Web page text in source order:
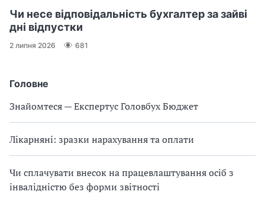
Головне
Знайомтеся — Експертус Головбух Бюджет
Лікарняні: зразки нарахування та оплати
Чи сплачувати внесок на працевлаштування осіб з
інвалідністю без форми звітності
Чи несе відповідальність бухгалтер за зайві
дні відпустки
2 липня 2026 681